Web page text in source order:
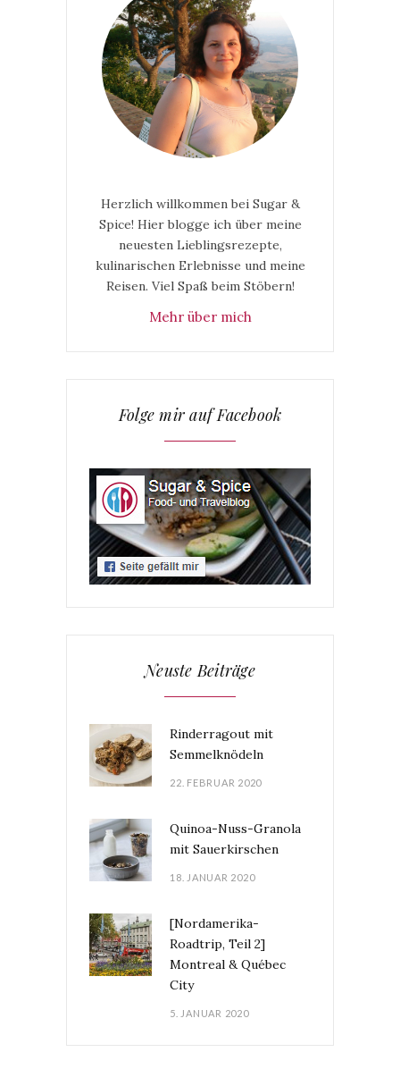
Herzlich willkommen bei Sugar &
Spice! Hier blogge ich über meine
neuesten Lieblingsrezepte,
kulinarischen Erlebnisse und meine
Reisen. Viel Spaß beim Stöbern!
Mehr über mich
Folge mir auf Facebook
Neuste Beiträge
Rinderragout mit
Semmelknödeln
22. FEBRUAR 2020
Quinoa-Nuss-Granola
mit Sauerkirschen
18. JANUAR 2020
[Nordamerika-
Roadtrip, Teil 2]
Montreal & Québec
City
5. JANUAR 2020